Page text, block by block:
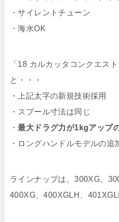
・サイレントチューン
・海水OK
「18 カルカッタコンクエス
と・・・
・上記太字の新規技術採用
・スプール寸法は同じ
・最大ドラグ力が1kgアップ
・ロングハンドルモデルの追
ラインナップは、300XG、
400XG、400XGLH、